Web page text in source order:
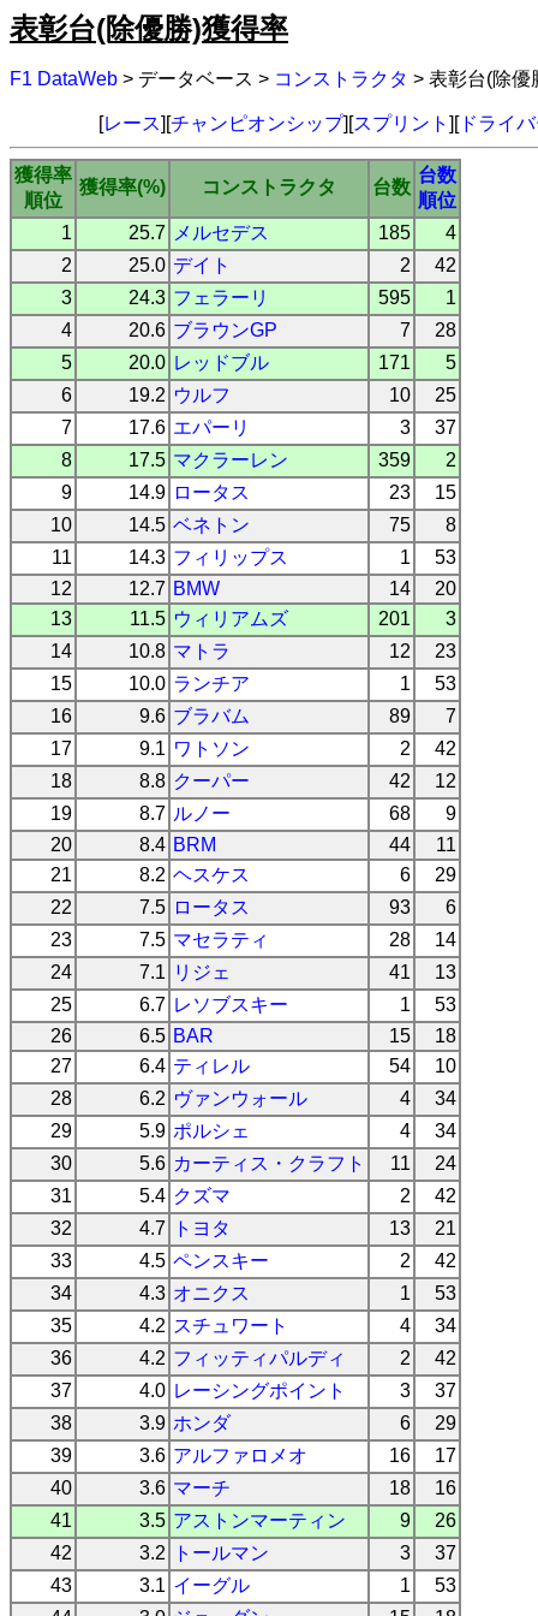
表彰台(除優勝)獲得率
F1 DataWeb > データベース > コンストラクタ > 表彰台(除優
[レース][チャンピオンシップ][スプリント ][ドライ
獲得率
順位
獲得率(%) コンストラクタ 台数
台数
順位
1
25.7 メルセデス 185
4
2
25.0 デイト 2
42
3
24.3 フェラーリ 595
1
4
20.6 ブラウンGP 7
28
5
20.0 レッドブル 171
5
6
19.2 ウルフ 10
25
7
17.6 エパーリ 3
37
8
17.5 マクラーレン 359
2
9
14.9 ロータス 23
15
10
14.5 ベネトン 75
8
11
14.3 フィリップス 1
53
12
12.7 BMW 14
20
13
11.5 ウィリアムズ 201
3
14
10.8 マトラ 12
23
15
10.0 ランチア 1
53
16
9.6 ブラバム 89
7
17
9.1 ワトソン 2
42
18
8.8 クーパー 42
12
19
8.7 ルノー 68
9
20
8.4 BRM 44
11
21
8.2 ヘスケス 6
29
22
7.5 ロータス 93
6
23
7.5 マセラティ 28
14
24
7.1 リジェ 41
13
25
6.7 レソブスキー 1
53
26
6.5 BAR 15
18
27
6.4 ティレル 54
10
28
6.2 ヴァンウォール 4
34
29
5.9 ポルシェ 4
34
30
5.6 カーティス・クラフト 11
24
31
5.4 クズマ 2
42
32
4.7 トヨタ 13
21
33
4.5 ペンスキー 2
42
34
4.3 オニクス 1
53
35
4.2 スチュワート 4
34
36
4.2 フィッティパルディ 2
42
37
4.0 レーシングポイント 3
37
38
3.9 ホンダ 6
29
39
3.6 アルファロメオ 16
17
40
3.6 マーチ 18
16
41
3.5 アストンマーティン 9
26
42
3.2 トールマン 3
37
43
3.1 イーグル 1
53